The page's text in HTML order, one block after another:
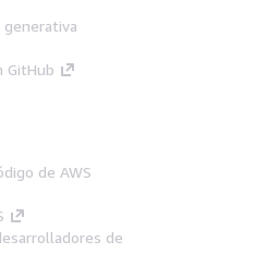
generativa
GitHub
de AWS
de